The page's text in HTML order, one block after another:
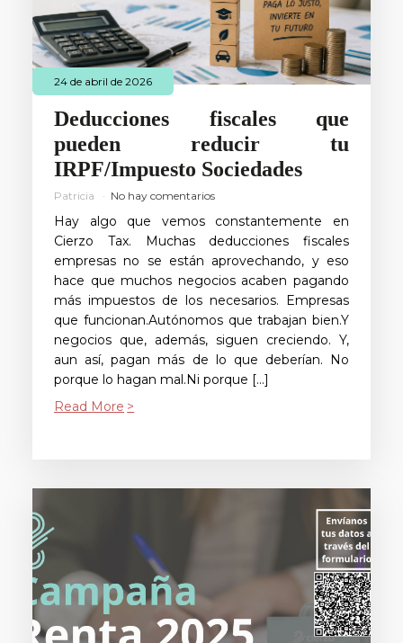
24 de abril de 2026
Deducciones fiscales que
pueden reducir tu
IRPF/Impuesto Sociedades
Patricia No hay comentarios
Hay algo que vemos constantemente en
Cierzo Tax. Muchas deducciones fiscales
empresas no se están aprovechando, y eso
hace que muchos negocios acaben pagando
más impuestos de los necesarios. Empresas
que funcionan.Autónomos que trabajan bien.Y
negocios que, además, siguen creciendo. Y,
aun así, pagan más de lo que deberían. No
porque lo hagan mal.Ni porque […]
Read More